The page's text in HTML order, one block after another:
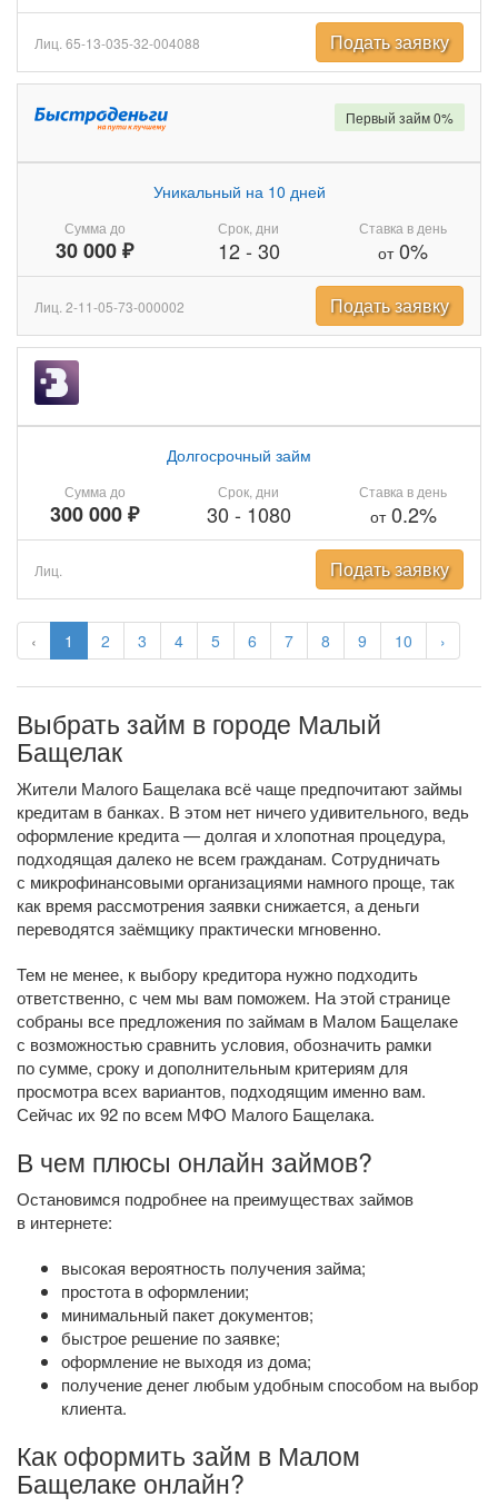
‹ 1 2 3 4 5 6 7 8 9 10 ›
Лиц. 65-13-035-32-004088 Подать заявку
Сумма до
30 000 ₽
Уникальный на 10 дней
Срок, дни
12- 30
Ставка в день
от0%
Первый займ 0%
Лиц. 2-11-05-73-000002 Подать заявку
Сумма до
300 000 ₽
Долгосрочный займ
Срок, дни
30 - 1080
Ставка в день
от0.2%
Лиц. Подать заявку
Выбрать займ в городе Малый
Бащелак
Жители Малого Бащелака всё чаще предпочитают займы
кредитам в банках. В этом нет ничего удивительного, ведь
оформление кредита — долгая и хлопотная процедура,
подходящая далеко не всем гражданам. Сотрудничать
с микрофинансовыми организациями намного проще, так
как время рассмотрения заявки снижается, а деньги
переводятся заёмщику практически мгновенно.
Тем не менее, к выбору кредитора нужно подходить
ответственно, с чем мы вам поможем. На этой странице
собраны все предложения по займам в Малом Бащелаке
с возможностью сравнить условия, обозначить рамки
по сумме, сроку и дополнительным критериям для
просмотра всех вариантов, подходящим именно вам.
Сейчас их 92 по всем МФО Малого Бащелака.
В чем плюсы онлайн займов?
Остановимся подробнее на преимуществах займов
в интернете:
высокая вероятность получения займа;
простота в оформлении;
минимальный пакет документов;
быстрое решение по заявке;
оформление не выходя из дома;
получение денег любым удобным способом на выбор
клиента.
Как оформить займ в Малом
Бащелаке онлайн?